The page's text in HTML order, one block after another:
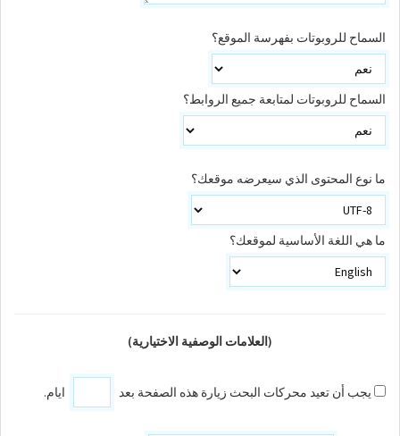
السماح للروبوتات بفهرسة الموقع؟
السماح للروبوتات لمتابعة جميع الروابط؟
ما نوع المحتوى الذي سيعرضه موقعك؟
ما هي اللغة الأساسية لموقعك؟
(العلامات الوصفية الاختيارية)
يجب أن تعيد محركات البحث زيارة هذه الصفحة بعد ايام.